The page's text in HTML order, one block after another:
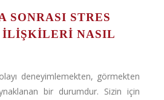
SONRASI STRES
İLİŞKİLERİ NASIL
deneyimlemekten, görmekten
bir durumdur. Sizin için